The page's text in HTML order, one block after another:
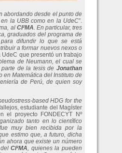
abordando desde el punto de
la UBB como en la UdeC”.
al CI²MA. En particular, tres
graduados del programa de
para difundir lo que se está
a formar nuevos nexos o
que presentó un trabajo
de Neumann, el cual se
parte de la tesis de Jonathan
en Matemática del Instituto de
de Perú, de quien soy
based HDG for the
estudiante del Magíster
el proyecto FONDECYT Nº
tanto en lo científico
muy bien recibida por la
estimo que, a futuro, dicha
ahora que existe un número
delCI²MA, quienes la pueden